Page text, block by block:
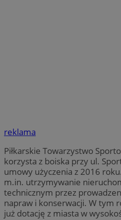
reklama
Piłkarskie Towarzystwo
korzysta z boiska przy ul.
umowy użyczenia z 2016
m.in. utrzymywanie
technicznym przez
napraw i konserwacji. W tym
już dotację z miasta w